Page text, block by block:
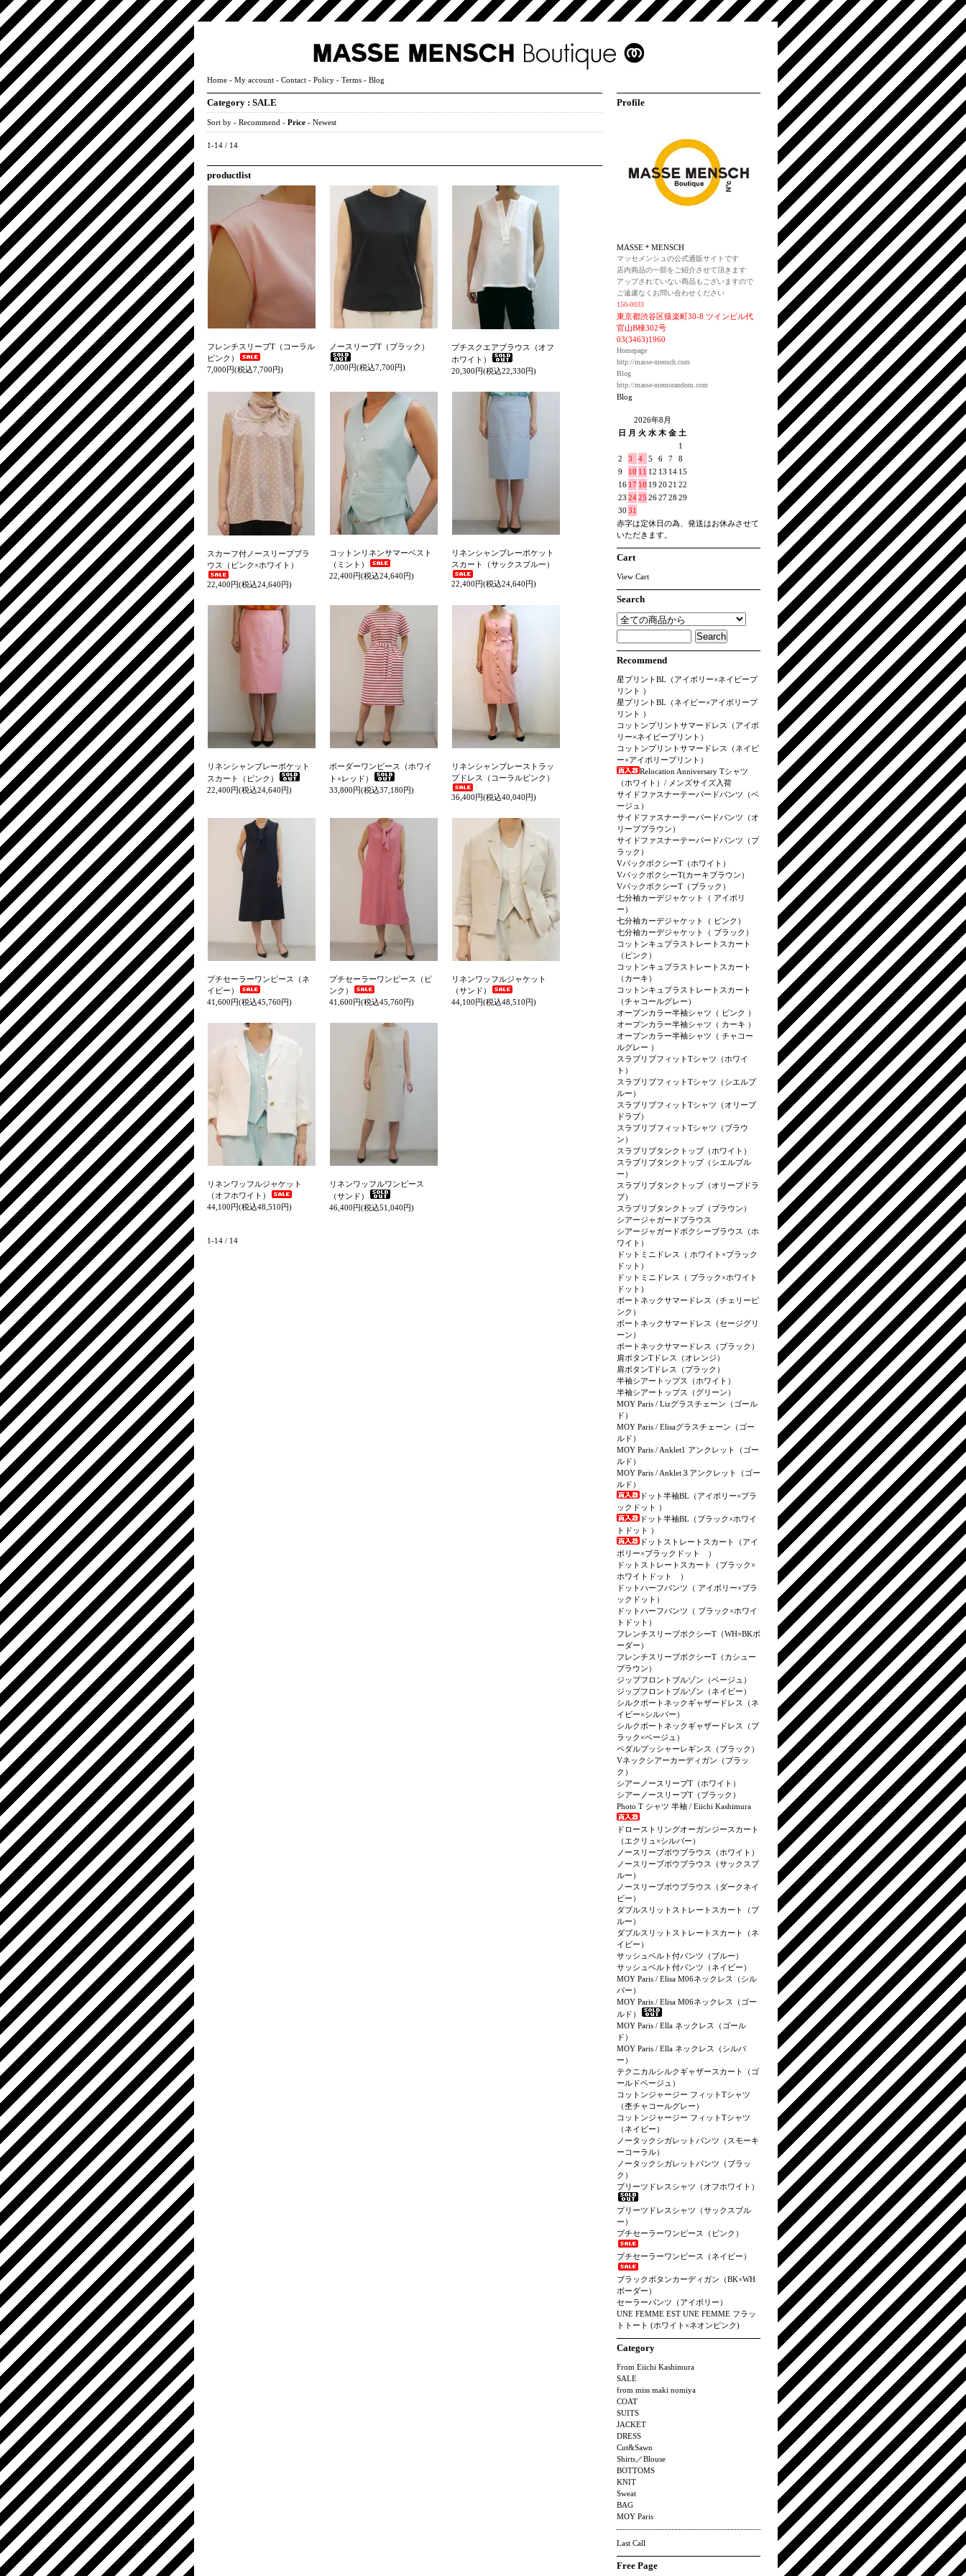
Home - My account - Contact - Policy - Terms - Blog
Category : SALE
Sort by - Recommend - Price - Newest
1-14 / 14
productlist
フレンチスリーブT（コーラル
ピンク）
7,000円(税込7,700円)
ノースリーブT（ブラック）
7,000円(税込7,700円)
プチスクエアブラウス（オフ
ホワイト）
20,300円(税込22,330円)
スカーフ付ノースリーブブラ
ウス（ピンク×ホワイト）
22,400円(税込24,640円)
コットンリネンサマーベスト
（ミント）
22,400円(税込24,640円)
リネンシャンブレーポケット
スカート（サックスブルー）
22,400円(税込24,640円)
リネンシャンブレーポケット
スカート（ピンク）
22,400円(税込24,640円)
ボーダーワンピース（ホワイ
ト×レッド）
33,800円(税込37,180円)
リネンシャンブレーストラッ
プドレス（コーラルピンク）
36,400円(税込40,040円)
プチセーラーワンピース（ネ
イビー）
41,600円(税込45,760円)
プチセーラーワンピース（ピ
ンク）
41,600円(税込45,760円)
リネンワッフルジャケット
（サンド）
44,100円(税込48,510円)
リネンワッフルジャケット
（オフホワイト）
44,100円(税込48,510円)
リネンワッフルワンピース
（サンド）
46,400円(税込51,040円)
1-14 / 14
Profile
MASSE＊MENSCH
マッセメンシュの公式通販サイトです
店内商品の一部をご紹介させて頂きます
アップされていない商品もございますので
ご遠慮なくお問い合わせください
150-0033
東京都渋谷区猿楽町30-8 ツインビル代
官山B棟302号
03(3463)1960
Homepage
http://masse-mensch.com
Blog
http://masse-memorandom.com
Blog
2026年8月
日 月 火 水 木 金 土
1
2
3 4 5 6 7
8
9
10 11 12 13 14 15
16 17 18 19 20 21 22
23 2425 262728 29
30 31
赤字は定休日の為、発送はお休みさせて
いただきます。
Cart
View Cart
Search
Recommend
星プリントBL（アイボリー×ネイビープ
リント ）
星プリントBL（ネイビー×アイボリープ
リント ）
コットンプリントサマードレス（アイボ
リー×ネイビープリント）
コットンプリントサマードレス（ネイビ
ー×アイボリープリント）
Relocation Anniversary Tシャツ
（ホワイト）/ メンズサイズ入荷
サイドファスナーテーパードパンツ（ベ
ージュ）
サイドファスナーテーパードパンツ（オ
リーブブラウン）
サイドファスナーテーパードパンツ（ブ
ラック）
VバックボクシーT（ホワイト）
VバックボクシーT(カーキブラウン）
VバックボクシーT（ブラック）
七分袖カーデジャケット（ アイボリ
ー）
七分袖カーデジャケット（ ピンク）
七分袖カーデジャケット（ ブラック）
コットンキュプラストレートスカート
（ピンク）
コットンキュプラストレートスカート
（カーキ）
コットンキュプラストレートスカート
（チャコールグレー）
オープンカラー半袖シャツ（ ピンク ）
オープンカラー半袖シャツ（ カーキ ）
オープンカラー半袖シャツ（ チャコー
ルグレー ）
スラブリブフィットTシャツ（ホワイ
ト）
スラブリブフィットTシャツ（シエルブ
ルー）
スラブリブフィットTシャツ（オリーブ
ドラブ）
スラブリブフィットTシャツ（ブラウ
ン）
スラブリブタンクトップ（ホワイト）
スラブリブタンクトップ（シエルブル
ー）
スラブリブタンクトップ（オリーブドラ
ブ）
スラブリブタンクトップ（ブラウン）
シアージャガードブラウス
シアージャガードボクシーブラウス（ホ
ワイト）
ドットミニドレス（ ホワイト×ブラック
ドット）
ドットミニドレス（ ブラック×ホワイト
ドット）
ボートネックサマードレス（チェリーピ
ンク）
ボートネックサマードレス（セージグリ
ーン）
ボートネックサマードレス（ブラック）
肩ボタンTドレス（オレンジ）
肩ボタンTドレス（ブラック）
半袖シアートップス（ホワイト）
半袖シアートップス（グリーン）
MOY Paris / Lizグラスチェーン（ゴール
ド）
MOY Paris / Elisaグラスチェーン（ゴー
ルド）
MOY Paris / Anklet1 アンクレット（ゴー
ルド）
MOY Paris / Anklet３アンクレット（ゴー
ルド）
ドット半袖BL（アイボリー×ブラ
ックドット ）
ドット半袖BL（ブラック×ホワイ
トドット ）
ドットストレートスカート（アイ
ボリー×ブラックドット ）
ドットストレートスカート（ブラック×
ホワイトドット ）
ドットハーフパンツ（ アイボリー×ブラ
ックドット）
ドットハーフパンツ（ ブラック×ホワイ
トドット）
フレンチスリーブボクシーT（WH×BKボ
ーダー）
フレンチスリーブボクシーT（カシュー
ブラウン）
ジップフロントブルゾン（ベージュ）
ジップフロントブルゾン（ネイビー）
シルクボートネックギャザードレス（ネ
イビー×シルバー）
シルクボートネックギャザードレス（ブ
ラック×ベージュ）
ペダルプッシャーレギンス（ブラック）
Vネックシアーカーディガン（ブラッ
ク）
シアーノースリーブT（ホワイト）
シアーノースリーブT（ブラック）
Photo T シャツ 半袖 / Eiichi Kashimura
ドローストリングオーガンジースカート
（エクリュ×シルバー）
ノースリーブボウブラウス（ホワイト）
ノースリーブボウブラウス（サックスブ
ルー）
ノースリーブボウブラウス（ダークネイ
ビー）
ダブルスリットストレートスカート（ブ
ルー）
ダブルスリットストレートスカート（ネ
イビー）
サッシュベルト付パンツ（ブルー）
サッシュベルト付パンツ（ネイビー）
MOY Paris / Elisa M06ネックレス（シル
バー）
MOY Paris / Elisa M06ネックレス（ゴー
ルド）
MOY Paris / Ella ネックレス（ゴール
ド）
MOY Paris / Ella ネックレス（シルバ
ー）
テクニカルシルクギャザースカート（ゴ
ールドベージュ）
コットンジャージー フィットTシャツ
（杢チャコールグレー）
コットンジャージー フィットTシャツ
（ネイビー）
ノータックシガレットパンツ（スモーキ
ーコーラル）
ノータックシガレットパンツ（ブラッ
ク）
プリーツドレスシャツ（オフホワイト）
プリーツドレスシャツ（サックスブル
ー）
プチセーラーワンピース（ピンク）
プチセーラーワンピース（ネイビー）
ブラックボタンカーディガン（BK×WH
ボーダー）
セーラーパンツ（アイボリー）
UNE FEMME EST UNE FEMME フラッ
トトート (ホワイト×ネオンピンク)
Category
From Eiichi Kashimura
SALE
from miss maki nomiya
COAT
SUITS
JACKET
DRESS
Cut&Sawn
Shirts／Blouse
BOTTOMS
KNIT
Sweat
BAG
MOY Paris
Last Call
Free Page